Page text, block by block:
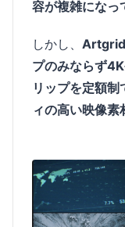
容が複雑になっ
しかし、
プのみならず
リップを定額
ィの高い映像素